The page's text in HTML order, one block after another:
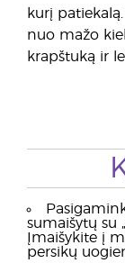
kurį
nuo mažo
krapštuką ir
sumaišytų su
Įmaišykite į
persikų